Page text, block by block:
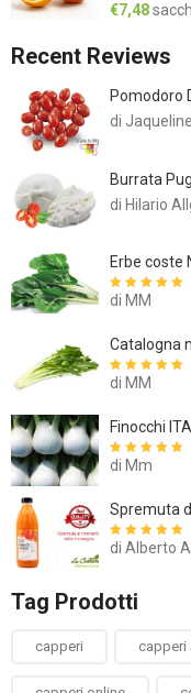
€7,48
Recent Reviews
Pomodoro
di
Burrata
di Hilario
Erbe coste
Valutato
di MM
Catalogna
Valutato
di MM
Finocchi
Valutato
di Mm
Spremuta
Valutato5su
di Alberto
Tag Prodotti
capperi capperi